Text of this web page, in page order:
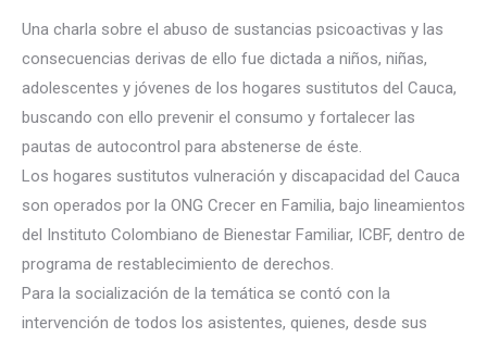
Una charla sobre el abuso de sustancias psicoactivas y las
consecuencias derivas de ello fue dictada a niños, niñas,
adolescentes y jóvenes de los hogares sustitutos del Cauca,
buscando con ello prevenir el consumo y fortalecer las
pautas de autocontrol para abstenerse de éste.
Los hogares sustitutos vulneración y discapacidad del Cauca
son operados por la ONG Crecer en Familia, bajo lineamientos
del Instituto Colombiano de Bienestar Familiar, ICBF, dentro de
programa de restablecimiento de derechos.
Para la socialización de la temática se contó con la
intervención de todos los asistentes, quienes, desde sus